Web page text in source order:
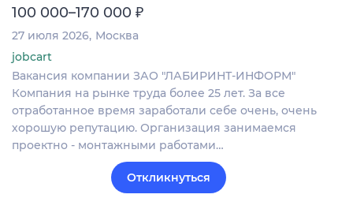
100 000–170 000 ₽
27 июля 2026 Москва
jobcart
Вакансия компании ЗАО "ЛАБИРИНТ-ИНФОРМ"
Компания на рынке труда более 25 лет. За все
отработанное время заработали себе очень, очень
хорошую репутацию. Организация занимаемся
проектно - монтажными работами…
Откликнуться